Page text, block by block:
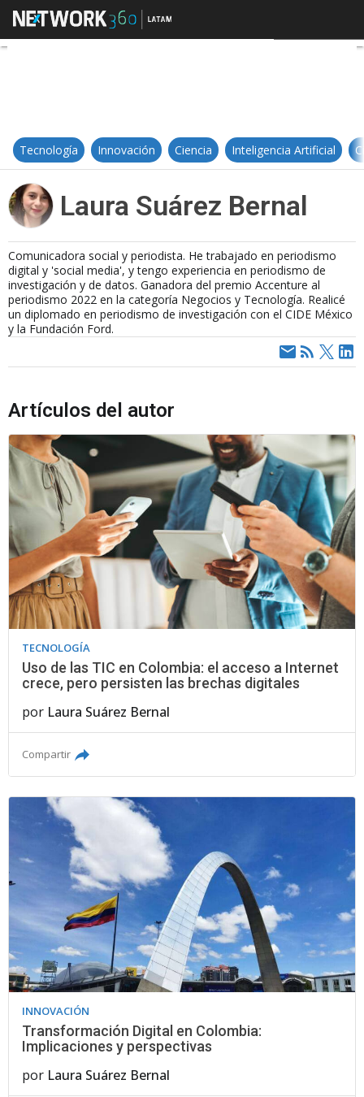
Laura Suárez Bernal
Tecnología Innovación Ciencia Inteligencia Artificial
Laura Suárez Bernal
Comunicadora social y periodista. He trabajado en periodismo
digital y 'social media', y tengo experiencia en periodismo de
investigación y de datos. Ganadora del premio Accenture al
periodismo 2022 en la categoría Negocios y Tecnología. Realicé
un diplomado en periodismo de investigación con el CIDE México
y la Fundación Ford.
Artículos del autor
TECNOLOGÍA
Uso de las TIC en Colombia: el acceso a Internet
crece, pero persisten las brechas digitales
por Laura Suárez Bernal
Compartir
INNOVACIÓN
Transformación Digital en Colombia:
Implicaciones y perspectivas
por Laura Suárez Bernal